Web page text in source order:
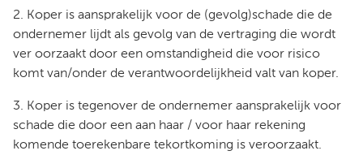
2. Koper is aansprakelijk voor de (gevolg)schade die de
ondernemer lijdt als gevolg van de vertraging die wordt
ver oorzaakt door een omstandigheid die voor risico
komt van/onder de verantwoordelijkheid valt van koper.
3. Koper is tegenover de ondernemer aansprakelijk voor
schade die door een aan haar / voor haar rekening
komende toerekenbare tekortkoming is veroorzaakt.